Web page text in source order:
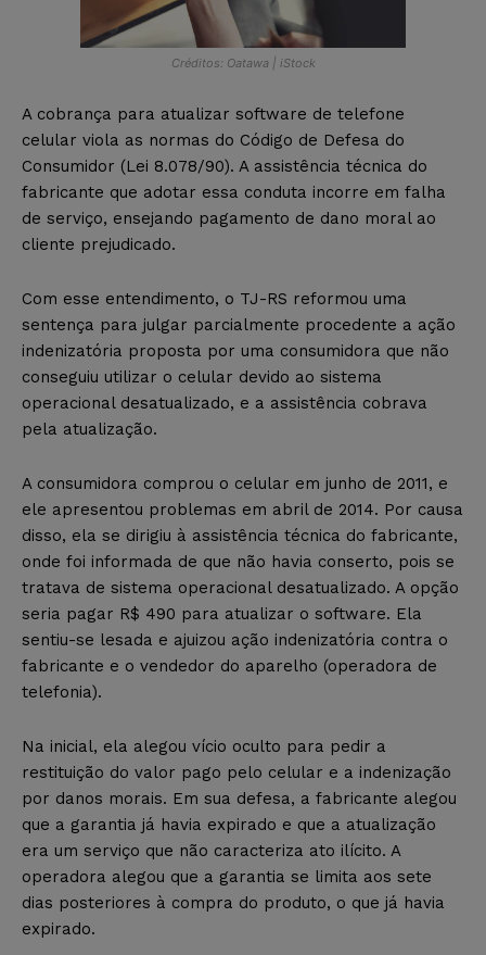
Créditos: Oatawa | iStock
A cobrança para atualizar software de telefone
celular viola as normas do Código de Defesa do
Consumidor (Lei 8.078/90). A assistência técnica do
fabricante que adotar essa conduta incorre em falha
de serviço, ensejando pagamento de dano moral ao
cliente prejudicado.
Com esse entendimento, o TJ-RS reformou uma
sentença para julgar parcialmente procedente a ação
indenizatória proposta por uma consumidora que não
conseguiu utilizar o celular devido ao sistema
operacional desatualizado, e a assistência cobrava
pela atualização.
A consumidora comprou o celular em junho de 2011, e
ele apresentou problemas em abril de 2014. Por causa
disso, ela se dirigiu à assistência técnica do fabricante,
onde foi informada de que não havia conserto, pois se
tratava de sistema operacional desatualizado. A opção
seria pagar R$ 490 para atualizar o software. Ela
sentiu-se lesada e ajuizou ação indenizatória contra o
fabricante e o vendedor do aparelho (operadora de
telefonia).
Na inicial, ela alegou vício oculto para pedir a
restituição do valor pago pelo celular e a indenização
por danos morais. Em sua defesa, a fabricante alegou
que a garantia já havia expirado e que a atualização
era um serviço que não caracteriza ato ilícito. A
operadora alegou que a garantia se limita aos sete
dias posteriores à compra do produto, o que já havia
expirado.